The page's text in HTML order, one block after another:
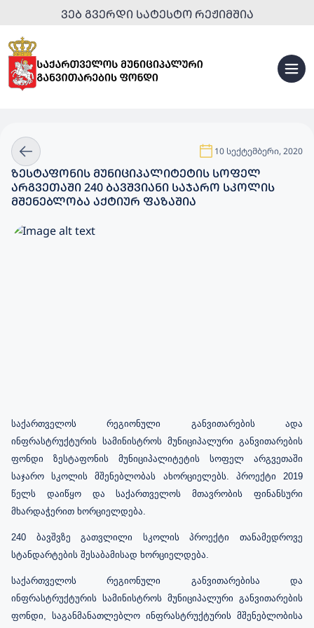
ᲕᲔᲑ ᲒᲕᲔᲠᲓᲘ ᲡᲐᲢᲔᲡᲢᲝ ᲠᲔᲟᲘᲛᲨᲘᲐ
10 სექტემბერი, 2020
ᲖᲔᲡᲢᲐᲤᲝᲜᲘᲡ ᲛᲣᲜᲘᲪᲘᲞᲐᲚᲘᲢᲔᲢᲘᲡ ᲡᲝᲤᲔᲚ
ᲐᲠᲒᲕᲔᲗᲐᲨᲘ 240 ᲑᲐᲕᲨᲕᲘᲐᲜᲘ ᲡᲐᲯᲐᲠᲝ ᲡᲙᲝᲚᲘᲡ
ᲛᲨᲔᲜᲔᲑᲚᲝᲑᲐ ᲐᲥᲢᲘᲣᲠ ᲤᲐᲖᲐᲨᲘᲐ
საქართველოს რეგიონული განვითარების ადა
ინფრასტრუქტურის სამინისტროს მუნიციპალური განვითარების
ფონდი ზესტაფონის მუნიციპალიტეტის სოფელ არგვეთაში
საჯარო სკოლის მშენებლობას ახორციელებს. პროექტი 2019
წელს დაიწყო და საქართველოს მთავრობის ფინანსური
მხარდაჭერით ხორციელდება.
240 ბავშვზე გათვლილი სკოლის პროექტი თანამედროვე
სტანდარტების შესაბამისად ხორციელდება.
საქართველოს რეგიონული განვითარებისა და
ინფრასტრუქტურის სამინისტროს მუნიციპალური განვითარების
ფონდი, საგანმანათლებლო ინფრასტრუქტურის მშენებლობისა